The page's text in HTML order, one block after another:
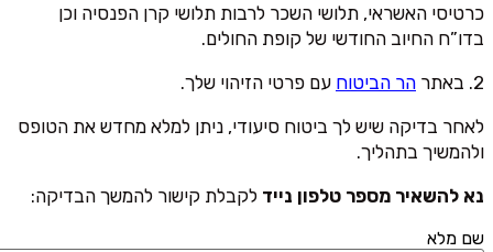
כרטיסי האשראי, תלושי השכר לרבות תלושי קרן הפנסיה וכן
בדו”ח החיוב החודשי של קופת החולים.
2. באתר
הר הביטוח עם פרטי הזיהוי שלך.
לאחר בדיקה שיש לך ביטוח סיעודי, ניתן למלא מחדש את הטופס
ולהמשיך בתהליך.
נא להשאיר מספר טלפון נייד לקבלת קישור להמשך הבדיקה:
שם מלא